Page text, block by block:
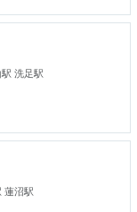
洗足駅
蓮沼駅